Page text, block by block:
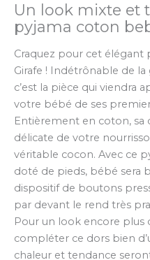
Un look mixte et
pyjama coton
Craquez pour cet
Girafe ! Indétrônable de
c’est la pièce qui viendra
votre bébé de ses
Entièrement en coton, sa
délicate de votre
véritable cocon. Avec ce
doté de pieds, bébé sera
dispositif de boutons
par devant le rend très
Pour un look encore plus
compléter ce dors bien
chaleur et tendance